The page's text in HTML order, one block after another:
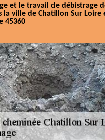
et le travail de débistrage
la ville de Chatillon Sur Loire
45360